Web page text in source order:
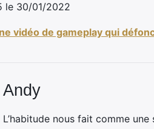
le 30/01/2022
vidéo de gameplay qui
Andy
L’habitude nous fait comme